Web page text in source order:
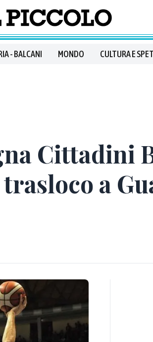
- BALCANI MONDO CULTURA E
Cittadini
a